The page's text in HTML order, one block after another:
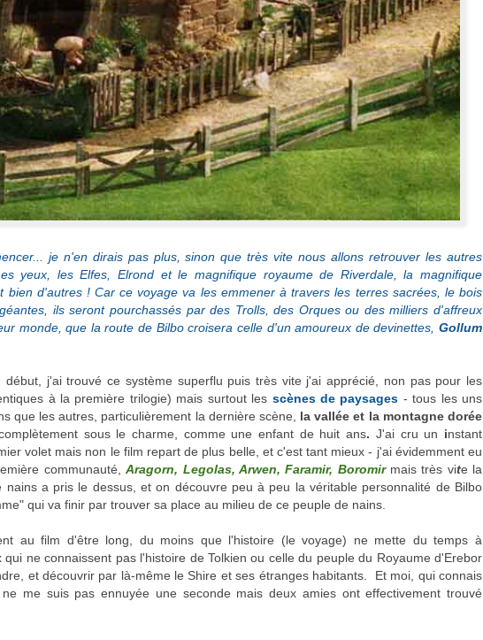
je n'en dirais pas plus, sinon que très vite nous allons retrouver les autres
yeux, les Elfes, Elrond et le magnifique royaume de Riverdale, la magnifique
bien d'autres ! Car ce voyage va les emmener à travers les terres sacrées, le bois
ils seront pourchassés par des Trolls, des Orques ou des milliers d'affreux
monde, que la route de Bilbo croisera celle d'un amoureux de devinettes, Gollum
j'ai trouvé ce système superflu puis très vite j'ai apprécié, non pas pour les
à la première trilogie) mais surtout les scènes de paysages - tous les uns
que les autres, particulièrement la dernière scène, la vallée et la montagne dorée
sous le charme, comme une enfant de huit ans. J'ai cru un instant
volet mais non le film repart de plus belle, et c'est tant mieux - j'ai évidemment eu
communauté,Aragorn, Legolas, Arwen, Faramir, Boromirmais très vite la
nains a pris le dessus, et on découvre peu à peu la véritable personnalité de Bilbo
qui va finir par trouver sa place au milieu de ce peuple de nains.
au film d'être long, du moins que l'histoire (le voyage) ne mette du temps à
qui ne connaissent pas l'histoire de Tolkien ou celle du peuple du Royaume d'Erebor
et découvrir par là-même le Shire et ses étranges habitants. Et moi, qui connais
me suis pas ennuyée une seconde mais deux amies ont effectivement trouvé